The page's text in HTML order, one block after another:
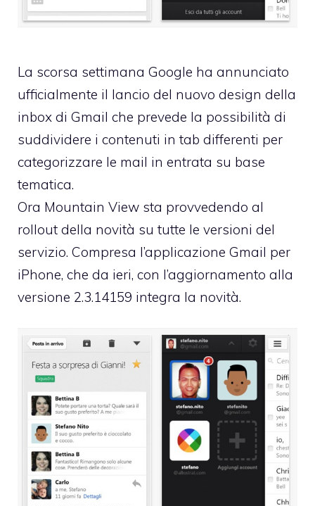
La scorsa settimana Google ha annunciato
ufficialmente il lancio del nuovo design della
inbox di Gmail che prevede la possibilità di
suddividere i contenuti in tab differenti per
categorizzare le mail in entrata su base
tematica.
Ora Mountain View sta provvedendo al
rollout della novità su tutte le versioni del
servizio. Compresa l’applicazione Gmail per
iPhone, che da ieri, con l’aggiornamento alla
versione 2.3.14159 integra la novità.